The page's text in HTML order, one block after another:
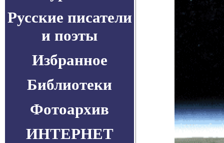
Русские писатели
и поэты
Избранное
Библиотеки
Фотоархив
ИНТЕРНЕТ